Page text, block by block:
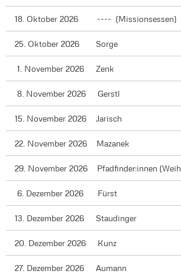
18. Oktober 2026 ---- (Missionsessen)
25. Oktober 2026 Sorge
1. November 2026 Zenk
8. November 2026 Gerstl
15. November 2026 Jarisch
22. November 2026 Mazanek
29. November 2026 Pfadfinder:innen
6. Dezember 2026 Fürst
13. Dezember 2026 Staudinger
20. Dezember 2026 Kunz
27. Dezember 2026 Aumann